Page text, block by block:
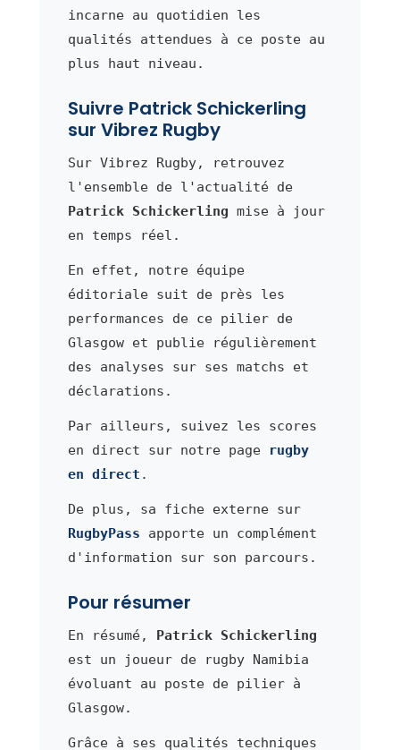
incarne au quotidien les
qualités attendues à ce poste au
plus haut niveau.
Suivre Patrick Schickerling
sur Vibrez Rugby
Sur Vibrez Rugby, retrouvez
l'ensemble de l'actualité de
Patrick Schickerling mise à jour
en temps réel.
En effet, notre équipe
éditoriale suit de près les
performances de ce pilier de
Glasgow et publie régulièrement
des analyses sur ses matchs et
déclarations.
Par ailleurs, suivez les scores
en direct sur notre page
rugby
en direct .
De plus, sa fiche externe sur
RugbyPass apporte un complément
d'information sur son parcours.
Pour résumer
En résumé, Patrick Schickerling
est un joueur de rugby Namibia
évoluant au poste de pilier à
Glasgow.
Grâce à ses qualités techniques